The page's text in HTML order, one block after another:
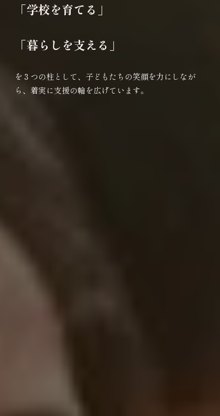
「学校を育てる」
「暮らしを支える」
を３つの柱として、子どもたちの笑顔を力にしなが
ら、着実に支援の輪を広げています。